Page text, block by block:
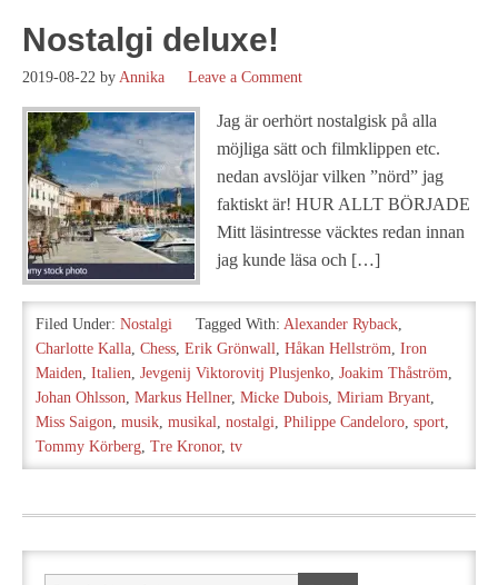
Nostalgi deluxe!
2019-08-22 by Annika Leave a Comment
Jag är oerhört nostalgisk på alla
möjliga sätt och filmklippen etc.
nedan avslöjar vilken ”nörd” jag
faktiskt är! HUR ALLT BÖRJADE
Mitt läsintresse väcktes redan innan
jag kunde läsa och […]
Filed Under: Nostalgi Tagged With: Alexander Ryback,
Charlotte Kalla, Chess, Erik Grönwall, Håkan Hellström, Iron
Maiden, Italien, Jevgenij Viktorovitj Plusjenko, Joakim Thåström,
Johan Ohlsson, Markus Hellner, Micke Dubois, Miriam Bryant,
Miss Saigon, musik, musikal, nostalgi, Philippe Candeloro, sport,
Tommy Körberg, Tre Kronor, tv